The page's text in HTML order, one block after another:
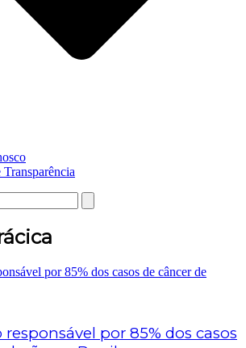
Transparência
por 85% dos casos